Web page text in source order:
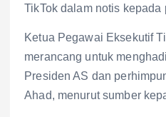
TikTok dalam notis
Ketua Pegawai Eksekutif
merancang untuk
Presiden AS dan
Ahad, menurut sumber